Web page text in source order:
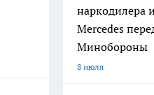
наркодилера
Mercedes
Минобороны
8 июля